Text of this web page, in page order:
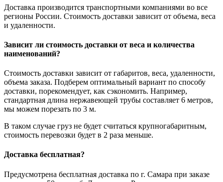
Доставка производится транспортными компаниями во все
регионы России. Стоимость доставки зависит от объема, веса
и удаленности.
Зависит ли стоимость доставки от веса и количества
наименований?
Стоимость доставки зависит от габаритов, веса, удаленности,
объема заказа. Подберем оптимальный вариант по способу
доставки, порекомендует, как сэкономить. Например,
стандартная длина нержавеющей трубы составляет 6 метров,
мы можем порезать по 3 м.
В таком случае груз не будет считаться крупногабаритным,
стоимость перевозки будет в 2 раза меньше.
Доставка бесплатная?
Предусмотрена бесплатная доставка по г. Самара при заказе